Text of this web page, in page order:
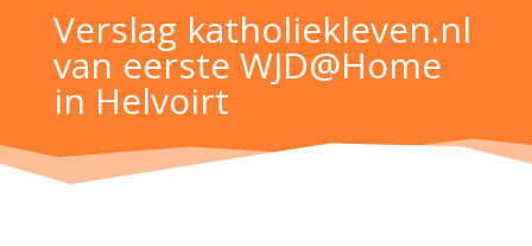
Verslag katholiekleven.nl
van eerste WJD@Home
in Helvoirt